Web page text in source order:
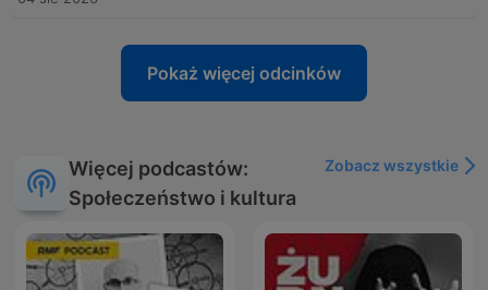
Pokaż więcej odcinków
Więcej podcastów:
Społeczeństwo i kultura
Zobacz wszystkie